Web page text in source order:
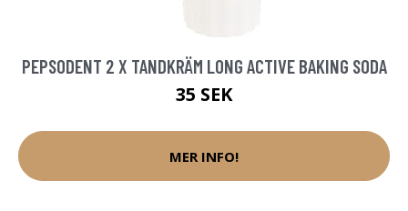
PEPSODENT 2 X TANDKRÄM LONG ACTIVE BAKING SODA
35 SEK
MER INFO!